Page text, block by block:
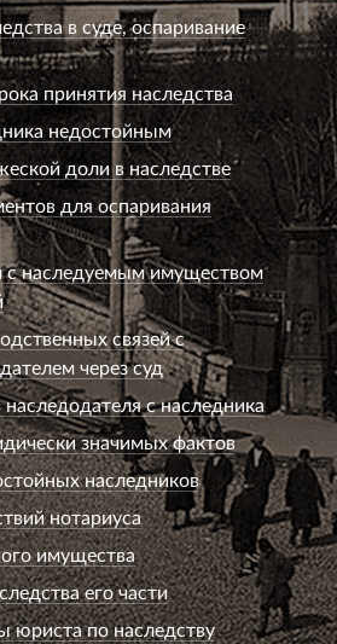
в суде, оспаривание
принятия наследства
недостойным
доли в наследстве
для оспаривания
с наследуемым имуществом
связей с
через суд
с наследника
значимых фактов
наследников
нотариуса
имущества
его части
юриста по наследству